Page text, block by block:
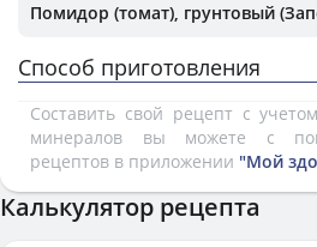
Помидор (томат), грунтовый
Способ приготовления
Составить свой рецепт с
минералов вы можете с
рецептов в приложении "Мой
Калькулятор рецепта